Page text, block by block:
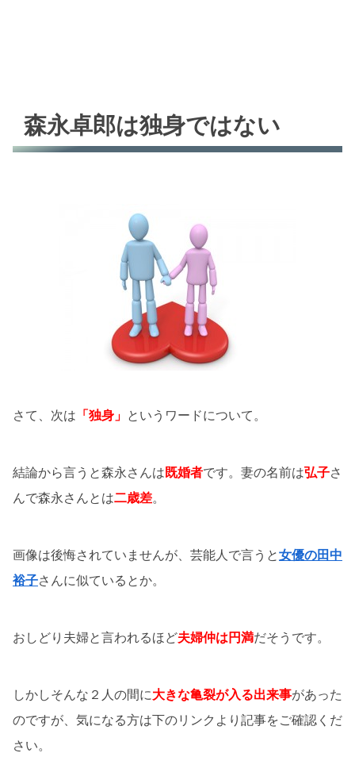
森永卓郎は独身ではない
さて、次は 「独身」 というワードについて。
結論から言うと森永さんは既婚者です。妻の名前は弘子さ
んで森永さんとは二歳差。
画像は後悔されていませんが、芸能人で言うと女優の田中
裕子さんに似ているとか。
おしどり夫婦と言われるほど夫婦仲は円満だそうです。
しかしそんな２人の間に大きな亀裂が入る出来事があった
のですが、気になる方は下のリンクより記事をご確認くだ
さい。